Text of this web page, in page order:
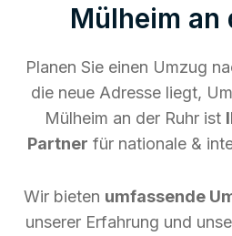
Mülheim an
Planen Sie einen Umzug
die neue Adresse liegt,
Mülheim an der Ruhr ist
Partner für nationale &
Wir bieten umfassende
unserer Erfahrung und